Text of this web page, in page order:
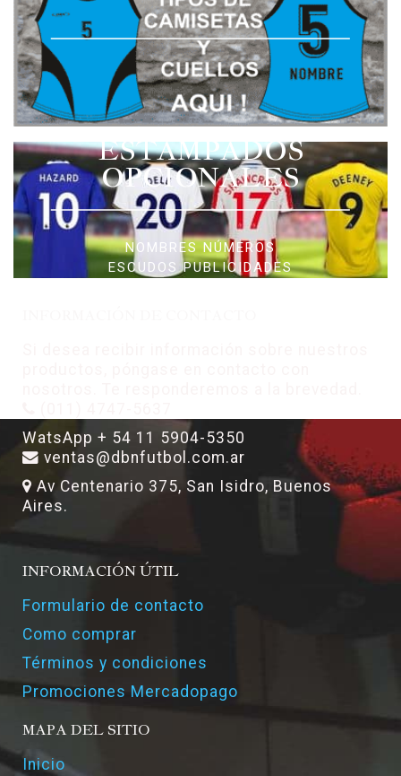
ESTAMPADOS
OPCIONALES
NOMBRES NÚMEROS
ESCUDOS PUBLICIDADES
WatsApp + 54 11 5904-5350
ventas@dbnfutbol.com.ar
Av Centenario 375, San Isidro, Buenos
Aires.
INFORMACIÓN ÚTIL
Formulario de contacto
Como comprar
Términos y condiciones
Promociones Mercadopago
MAPA DEL SITIO
Inicio